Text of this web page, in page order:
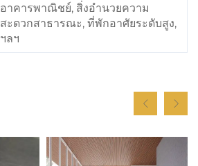
อาคารพาณิชย์, สิ่งอำนวยความ
สะดวกสาธารณะ, ที่พักอาศัยระดับสูง,
ฯลฯ